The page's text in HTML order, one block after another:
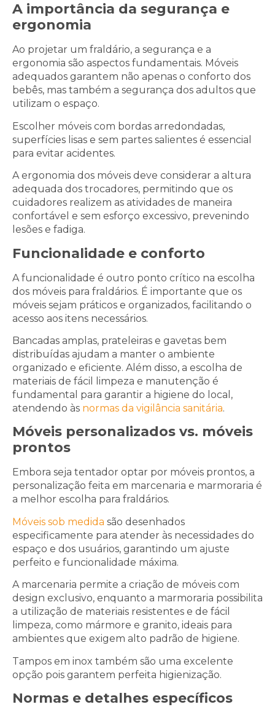
A importância da segurança e
ergonomia
Ao projetar um fraldário, a segurança e a
ergonomia são aspectos fundamentais. Móveis
adequados garantem não apenas o conforto dos
bebês, mas também a segurança dos adultos que
utilizam o espaço.
Escolher móveis com bordas arredondadas,
superfícies lisas e sem partes salientes é essencial
para evitar acidentes.
A ergonomia dos móveis deve considerar a altura
adequada dos trocadores, permitindo que os
cuidadores realizem as atividades de maneira
confortável e sem esforço excessivo, prevenindo
lesões e fadiga.
Funcionalidade e conforto
A funcionalidade é outro ponto crítico na escolha
dos móveis para fraldários. É importante que os
móveis sejam práticos e organizados, facilitando o
acesso aos itens necessários.
Bancadas amplas, prateleiras e gavetas bem
distribuídas ajudam a manter o ambiente
organizado e eficiente. Além disso, a escolha de
materiais de fácil limpeza e manutenção é
fundamental para garantir a higiene do local,
atendendo às normas da vigilância sanitária.
Móveis personalizados vs. móveis
prontos
Embora seja tentador optar por móveis prontos, a
personalização feita em marcenaria e marmoraria é
a melhor escolha para fraldários.
Móveis sob medida são desenhados
especificamente para atender às necessidades do
espaço e dos usuários, garantindo um ajuste
perfeito e funcionalidade máxima.
A marcenaria permite a criação de móveis com
design exclusivo, enquanto a marmoraria possibilita
a utilização de materiais resistentes e de fácil
limpeza, como mármore e granito, ideais para
ambientes que exigem alto padrão de higiene.
Tampos em inox também são uma excelente
opção pois garantem perfeita higienização.
Normas e detalhes específicos